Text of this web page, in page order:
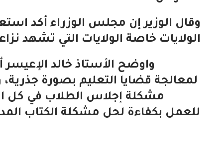
وقال الوزير إن مجلس الوزراء أكد
الولايات خاصة الولايات التي تشهد
واوضح الأستاذ خالد
لمعالجة قضايا التعليم بصورة
مشكلة إجلاس الطلاب في كل
للعمل بكفاءة لحل مشكلة الكتاب